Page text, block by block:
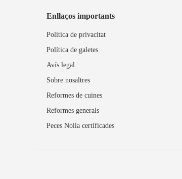
Enllaços importants
Política de privacitat
Política de galetes
Avís legal
Sobre nosaltres
Reformes de cuines
Reformes generals
Peces Nolla certificades